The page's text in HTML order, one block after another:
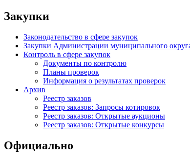
Закупки
Законодательство в сфере закупок
Закупки Администрации муниципального
Контроль в сфере закупок
Документы по контролю
Планы проверок
Информация о результатах проверок
Архив
Реестр заказов
Реестр заказов: Запросы котировок
Реестр заказов: Открытые аукционы
Реестр заказов: Открытые конкурсы
Официально